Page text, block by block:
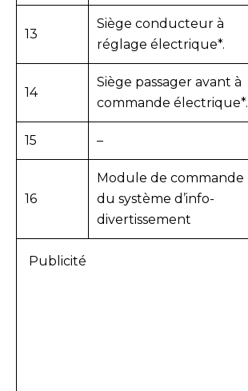
13
Siège conducteur à
réglage électrique*.
14
Siège passager avant à
commande électrique*.
15 –
16
Module de commande
du système d’info-
divertissement
Publicité